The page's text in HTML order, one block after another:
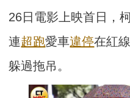
26日電影上映首日，
連超跑愛車違停在紅
躲過拖吊。